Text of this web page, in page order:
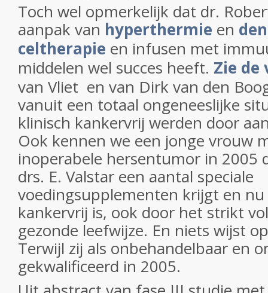
Toch wel opmerkelijk dat dr.
aanpak van hyperthermie en
celtherapie en infusen met
middelen wel succes heeft. Zie de
van Vliet en van Dirk van den
vanuit een totaal ongeneeslijke
klinisch kankervrij werden door
Ook kennen we een jonge vrouw
inoperabele hersentumor in 2005
drs. E. Valstar een aantal speciale
voedingsupplementen krijgt en nu
kankervrij is, ook door het strikt
gezonde leefwijze. En niets wijst
Terwijl zij als onbehandelbaar en
gekwalificeerd in 2005.